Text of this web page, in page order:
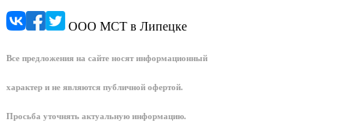
ООО МСТ в Липецке
Все предложения на сайте носят информационный
характер и не являются публичной офертой.
Просьба уточнять актуальную информацию.